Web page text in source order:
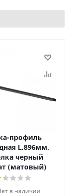
профиль
L.896мм,
черный
(матовый)
в наличии